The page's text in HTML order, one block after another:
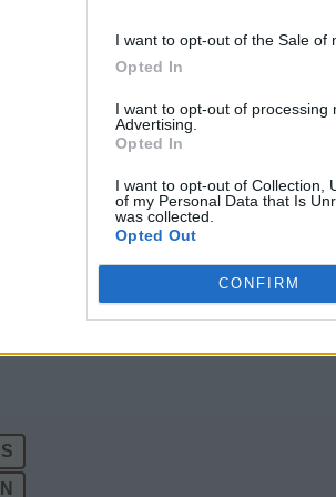
I want to opt-out of the Sale of
Opted In
I want to opt-out of processing
Advertising.
Opted In
I want to opt-out of Collection,
of my Personal Data that Is
was collected.
Opted Out
CONFIRM
S
N